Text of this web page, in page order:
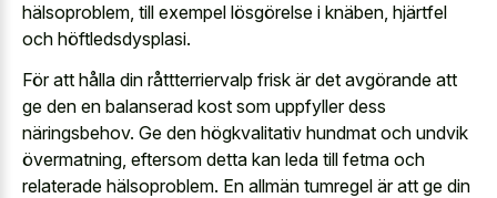
hälsoproblem, till exempel lösgörelse i knäben, hjärtfel
och höftledsdysplasi.
För att hålla din råttterriervalp frisk är det avgörande att
ge den en balanserad kost som uppfyller dess
näringsbehov. Ge den högkvalitativ hundmat och undvik
övermatning, eftersom detta kan leda till fetma och
relaterade hälsoproblem. En allmän tumregel är att ge din